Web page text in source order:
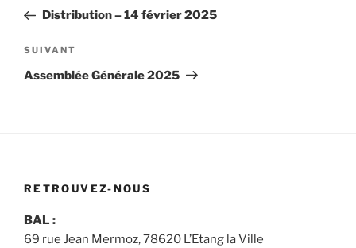
l’article
précédent
Distribution – 14 février 2025
Article
suivant
SUIVANT
Assemblée Générale 2025
RETROUVEZ-NOUS
BAL :
69 rue Jean Mermoz, 78620 L’Etang la Ville